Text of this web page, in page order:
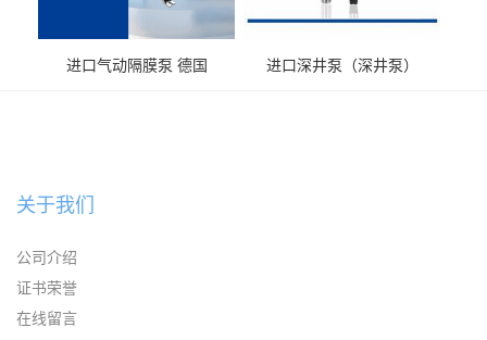
进口气动隔膜泵 德国
进口深井泵（深井泵）
关于我们
公司介绍
证书荣誉
在线留言